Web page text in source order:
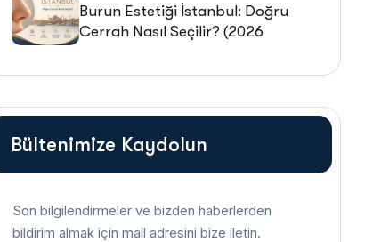
Burun Estetiği İstanbul: Doğru
Cerrah Nasıl Seçilir? (2026
Bültenimize Kaydolun
Son bilgilendirmeler ve bizden haberlerden
bildirim almak için mail adresini bize iletin.